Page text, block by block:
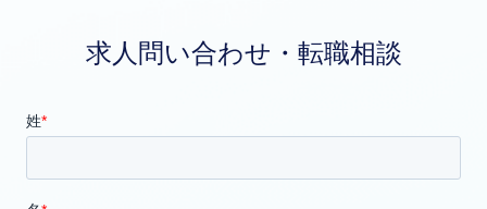
求人問い合わせ・転職相談